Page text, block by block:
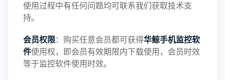
5：优化关闭监控后离线设置云储存对方微信聊天记
录文件改为自定义文件名称
提示：
使用过程中有任何问题均可联系我们获取技术支
持。
会员权限：购买任意会员都可获得华鲸手机监控软
件使用权，即会员有效期限内下载使用，会员时效
等于监控软件使用时效。